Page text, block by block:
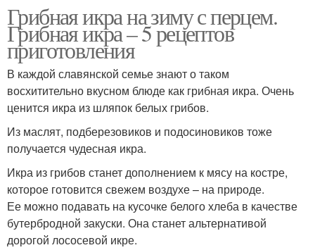
Грибов с луком Икра из лесных грибов
Грибов с чесноком Икры из грибов
Икра из грибов Грибов с помидорами
Икры из вареных
Грибная икра на зиму с перцем.
Грибная икра – 5 рецептов
приготовления
В каждой славянской семье знают о таком
восхитительно вкусном блюде как грибная икра. Очень
ценится икра из шляпок белых грибов.
Из маслят, подберезовиков и подосиновиков тоже
получается чудесная икра.
Икра из грибов станет дополнением к мясу на костре,
которое готовится свежем воздухе – на природе.
Ее можно подавать на кусочке белого хлеба в качестве
бутербродной закуски. Она станет альтернативой
дорогой лососевой икре.